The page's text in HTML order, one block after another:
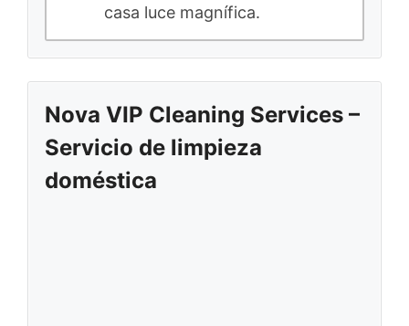
casa luce magnífica.
Nova VIP Cleaning Services –
Servicio de limpieza
doméstica